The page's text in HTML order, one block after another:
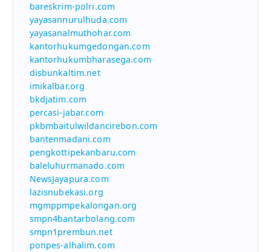
bareskrim-polri.com
yayasannurulhuda.com
yayasanalmuthohar.com
kantorhukumgedongan.com
kantorhukumbharasega.com
disbunkaltim.net
imikalbar.org
bkdjatim.com
percasi-jabar.com
pkbmbaitulwildancirebon.com
bantenmadani.com
pengkottipekanbaru.com
baleluhurmanado.com
NewsJayapura.com
lazisnubekasi.org
mgmppmpekalongan.org
smpn4bantarbolang.com
smpn1prembun.net
ponpes-alhalim.com